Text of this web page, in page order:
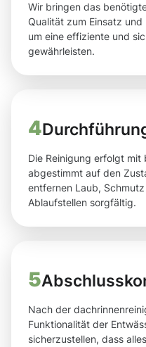
Wir bringen das
Qualität zum Einsatz
um eine effiziente und
gewährleisten.
4
Die Reinigung erfolgt mit
abgestimmt auf den
entfernen Laub,
Ablaufstellen sorgfältig.
5
Nach der
Funktionalität der
sicherzustellen, dass